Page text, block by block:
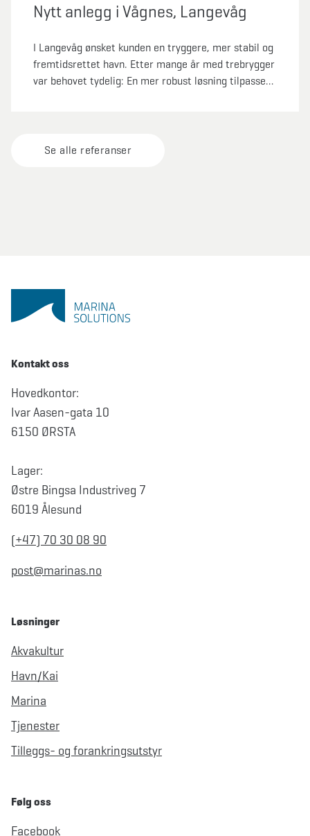
Nytt anlegg i Vågnes, Langevåg
I Langevåg ønsket kunden en tryggere, mer stabil og
fremtidsrettet havn. Etter mange år med trebrygger
var behovet tydelig: En mer robust løsning tilpasset
tillegg fikk vi kranet bort det gamle anlegget.
Se alle referanser
Kontakt oss
Hovedkontor:
Ivar Aasen-gata 10
6150 ØRSTA
Lager:
Østre Bingsa Industriveg 7
6019 Ålesund
(+47) 70 30 08 90
post@marinas.no
Løsninger
Akvakultur
Havn/Kai
Marina
Tjenester
Tilleggs- og forankringsutstyr
Følg oss
Facebook